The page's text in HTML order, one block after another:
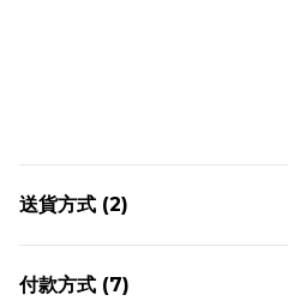
送貨方式 (2)
付款方式 (7)